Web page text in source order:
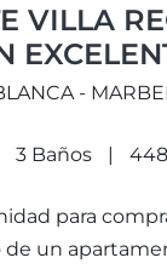
VILLA
-
3 Baños
para
un